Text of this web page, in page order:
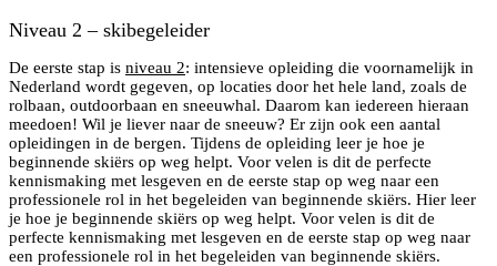
Niveau 2 – skibegeleider
De eerste stap is niveau 2: intensieve opleiding die voornamelijk in
Nederland wordt gegeven, op locaties door het hele land, zoals de
rolbaan, outdoorbaan en sneeuwhal. Daarom kan iedereen hieraan
meedoen! Wil je liever naar de sneeuw? Er zijn ook een aantal
opleidingen in de bergen. Tijdens de opleiding leer je hoe je
beginnende skiërs op weg helpt. Voor velen is dit de perfecte
kennismaking met lesgeven en de eerste stap op weg naar een
professionele rol in het begeleiden van beginnende skiërs. Hier leer
je hoe je beginnende skiërs op weg helpt. Voor velen is dit de
perfecte kennismaking met lesgeven en de eerste stap op weg naar
een professionele rol in het begeleiden van beginnende skiërs.